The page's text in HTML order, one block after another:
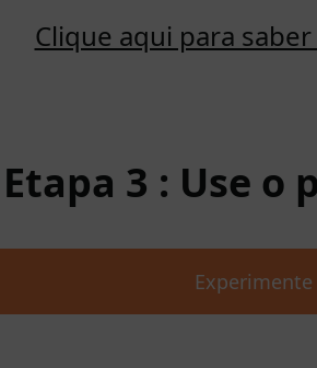
Clique aqui para
Etapa 3 : Use o